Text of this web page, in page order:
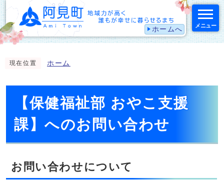
ホームへ メニュー
現在位置 ホーム
【保健福祉部 おやこ支援
課】へのお問い合わせ
お問い合わせについて